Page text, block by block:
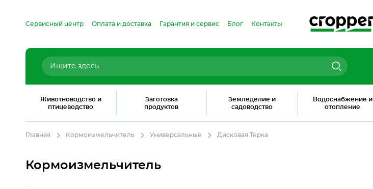
Животноводство и
птицеводство
Заготовка
продуктов
Земледелие и
садоводство
Водоснабжение и
отопление
Сервисный центр Оплата и доставка Гарантия и сервис Блог Контакты
Главная Кормоизмельчитель Универсальные Дисковая Терка
Кормоизмельчитель